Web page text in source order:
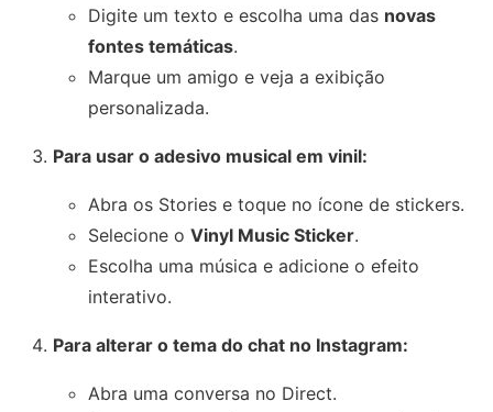
Digite um texto e escolha uma das novas
fontes temáticas.
Marque um amigo e veja a exibição
personalizada.
Para usar o adesivo musical em vinil:
Abra os Stories e toque no ícone de stickers.
Selecione o Vinyl Music Sticker.
Escolha uma música e adicione o efeito
interativo.
Para alterar o tema do chat no Instagram:
Abra uma conversa no Direct.